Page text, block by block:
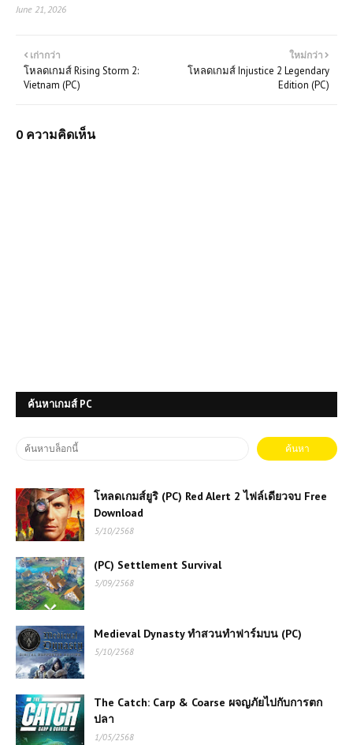
June 21, 2026
ใหม่กว่า
โหลดเกมส์ Injustice 2 Legendary
Edition (PC)
เก่ากว่า
โหลดเกมส์ Rising Storm 2:
Vietnam (PC)
0 ความคิดเห็น
ค้นหาเกมส์ PC
โหลดเกมส์ยูริ (PC) Red Alert 2 ไฟล์เดียวจบ Free
Download
5/10/2568
(PC) Settlement Survival
5/09/2568
Medieval Dynasty ทำสวนทำฟาร์มบน (PC)
5/10/2568
The Catch: Carp & Coarse ผจญภัยไปกับการตก
ปลา
1/05/2568